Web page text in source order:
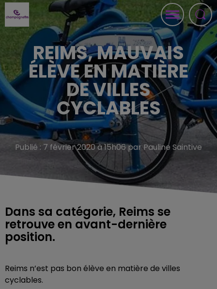
REIMS, MAUVAIS
ÉLÈVE EN MATIÈRE
DE VILLES
CYCLABLES
Publié : 7 février 2020 à 15h06 par Pauline Saintive
Dans sa catégorie, Reims se
retrouve en avant-dernière
position.
Reims n’est pas bon élève en matière de villes
cyclables.